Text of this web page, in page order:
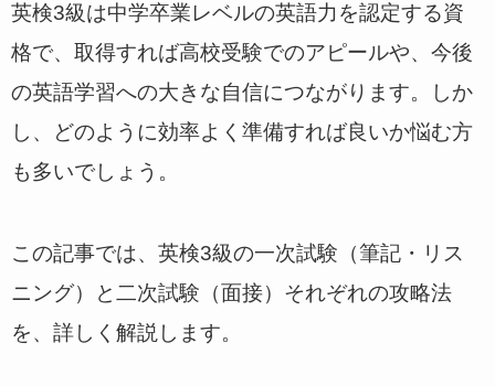
英検3級は中学卒業レベルの英語力を認定する資
格で、取得すれば高校受験でのアピールや、今後
の英語学習への大きな自信につながります。しか
し、どのように効率よく準備すれば良いか悩む方
も多いでしょう。
この記事では、英検3級の一次試験（筆記・リス
ニング）と二次試験（面接）それぞれの攻略法
を、詳しく解説します。